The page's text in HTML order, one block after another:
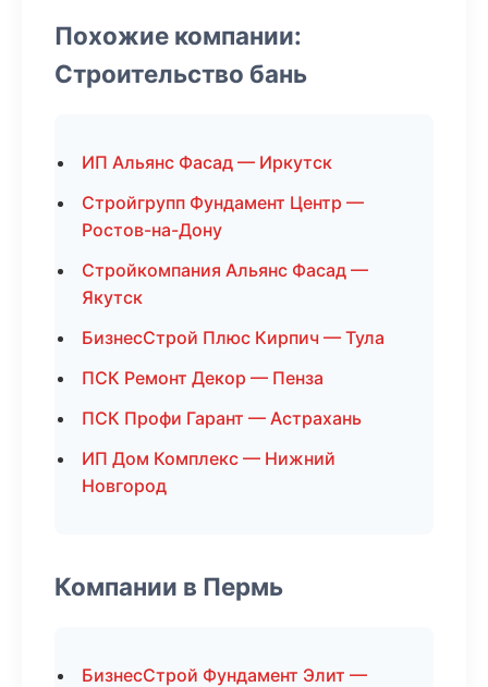
Похожие компании:
Строительство бань
ИП Альянс Фасад — Иркутск
Стройгрупп Фундамент Центр —
Ростов-на-Дону
Стройкомпания Альянс Фасад —
Якутск
БизнесСтрой Плюс Кирпич — Тула
ПСК Ремонт Декор — Пенза
ПСК Профи Гарант — Астрахань
ИП Дом Комплекс — Нижний
Новгород
Компании в Пермь
БизнесСтрой Фундамент Элит —